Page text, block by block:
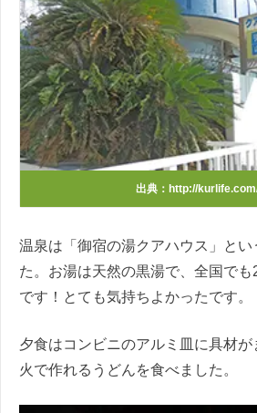
出典： http://
温泉は「御宿の湯クアハウス」とい
た。お湯は天然の黒湯で、全国でも
です！とても気持ちよかったです。
夕食はコンビニのアルミ皿に具材
火で作れるうどんを食べました。